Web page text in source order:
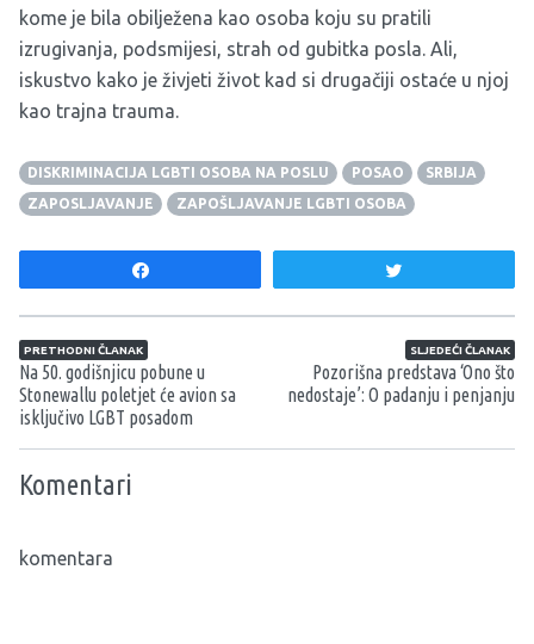
kome je bila obilježena kao osoba koju su pratili
izrugivanja, podsmijesi, strah od gubitka posla. Ali,
iskustvo kako je živjeti život kad si drugačiji ostaće u njoj
kao trajna trauma.
DISKRIMINACIJA LGBTI OSOBA NA POSLU POSAO
SRBIJA
ZAPOSLJAVANJE
ZAPOŠLJAVANJE LGBTI OSOBA
Navigacija članaka
PRETHODNI ČLANAK
Na 50. godišnjicu pobune u
Stonewallu poletjet će avion sa
isključivo LGBT posadom
SLJEDEĆI ČLANAK
Pozorišna predstava ‘Ono što
nedostaje’: O padanju i penjanju
Komentari
komentara